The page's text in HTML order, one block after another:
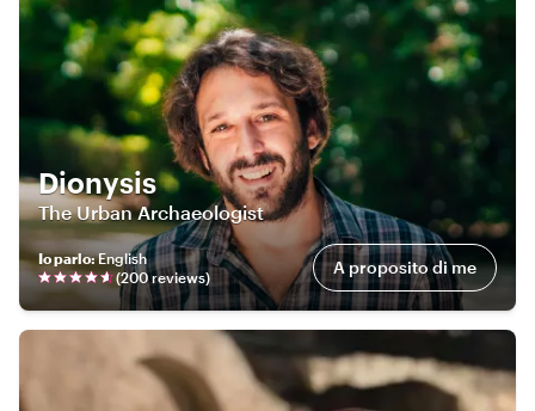
Dionysis
The Urban Archaeologist
Io parlo:English
(200reviews) A proposito di me